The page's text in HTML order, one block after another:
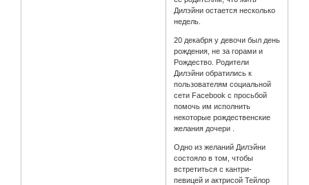
Дилэйни остается несколько
недель.
20 декабря у девочи был день
рождения, не за горами и
Рождество. Родители
Дилэйни обратились к
пользователям социальной
сети Facebook с просьбой
помочь им исполнить
некоторые рождественские
желания дочери .
Одно из желаний Дилэйни
состояло в том, чтобы
встретиться с кантри-
певицей и актрисой Тейлор